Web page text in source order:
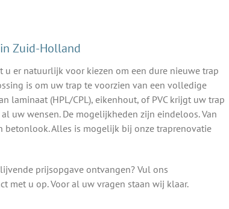
Zuid-Holland
er natuurlijk voor kiezen om een dure nieuwe trap
is om uw trap te voorzien van een volledige
laminaat (HPL/CPL), eikenhout, of PVC krijgt uw trap
uw wensen. De mogelijkheden zijn eindeloos. Van
betonlook. Alles is mogelijk bij onze traprenovatie
prijsopgave ontvangen? Vul ons
met u op. Voor al uw vragen staan wij klaar.